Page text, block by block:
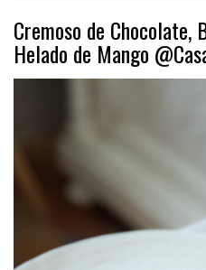
Cremoso de Chocolate,
Helado de Mango